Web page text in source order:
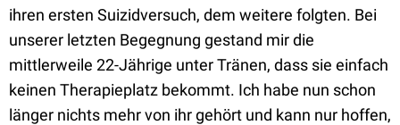
ihren ersten Suizidversuch, dem weitere folgten. Bei
unserer letzten Begegnung gestand mir die
mittlerweile 22-Jährige unter Tränen, dass sie einfach
keinen Therapieplatz bekommt. Ich habe nun schon
länger nichts mehr von ihr gehört und kann nur hoffen,